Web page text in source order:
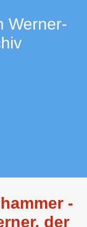
Werner-
-
der